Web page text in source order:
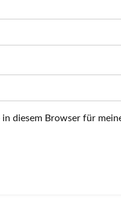
diesem Browser für